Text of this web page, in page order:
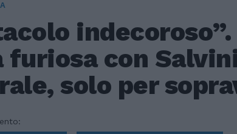
furiosa con
solo per